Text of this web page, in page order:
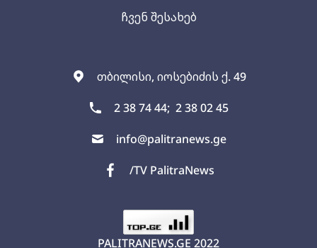
თბილისი, იოსებიძის ქ. 49
2 38 74 44; 2 38 02 45
info@palitranews.ge
/TV PalitraNews
ჩვენ შესახებ
PALITRANEWS.GE 2022